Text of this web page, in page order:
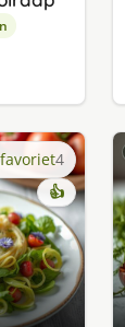
4
👍